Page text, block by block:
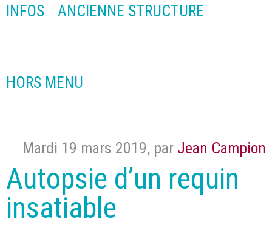
INFOS ANCIENNE STRUCTURE
HORS MENU
Mardi 19 mars 2019, par Jean Campion
Autopsie d’un requin
insatiable